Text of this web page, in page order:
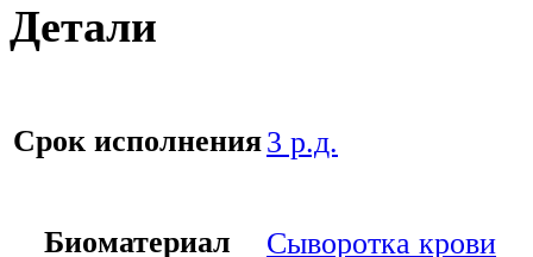
Детали
Срок исполнения3 р.д.
Биоматериал Сыворотка крови